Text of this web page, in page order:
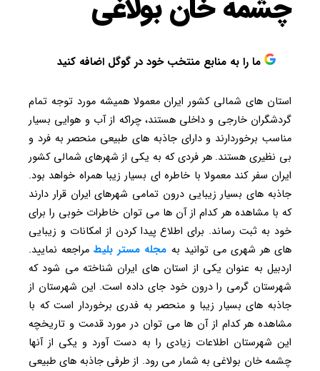
چشمه خان بولاغی
ما را به منابع منتخب خود در گوگل اضافه کنید
استان ‌های شمالی کشور ایران معمولا همیشه مورد توجه تمام
گردشگران خارجی و داخلی هستند، چراکه از آب ‌و هوایی بسیار
مناسب برخوردارند و دارای جاذبه ‌های طبیعی منحصر به ‌فرد و
بی‌ نظیری هستند. هر فردی که به یکی از شهرهای شمالی کشور
ایران سفر کند معمولا با خاطره‌ ای بسیار زیبا همراه خواهد بود.
جاذبه‌ های بسیار زیبایی درون تمامی شهرهای ایران قرار دارند
که با مشاهده هر کدام از آن‌ ها می ‌توان خاطرات خوبی را برای
خود به ثبت رساند. برای اطلاع پیدا کردن از امکانات و زیبایی
های هر شهری می توانید به مجله مستر بلیط مراجعه نمایید.
اردبیل به‌ عنوان یکی از استان های ایران شناخته می ‌شود که
شهرستان گرمی را درون خود جای داده‌ است. این شهرستان از
جاذبه‌ های بسیار زیبا و منحصر به فدری برخوردار است که با
مشاهده هر کدام از آن ‌ها می‌ توان در مورد قدمت و تاریخچه
این شهرستان اطلاعات زیادی را به دست آورد و یکی از آنها
چشمه خان بولاغی به شمار می رود. از طرفی جاذبه‌ های طبیعی